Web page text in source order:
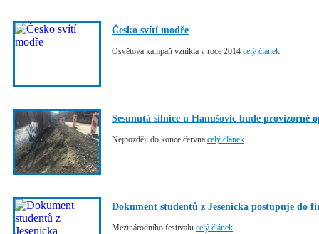
Česko svítí modře
Osvětová kampaň vznikla v roce 2014 celý článek
Sesunutá silnice u Hanušovic bude provizorně
Nejpozději do konce června celý článek
Dokument studentů z Jesenicka postupuje do
Mezinárodního festivalu celý článek